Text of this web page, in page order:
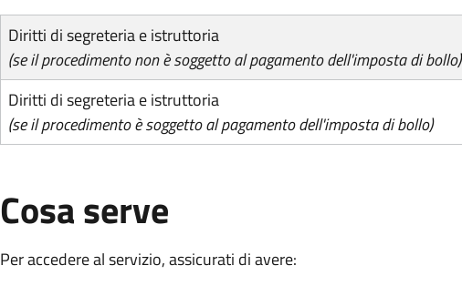
Diritti di segreteria e istruttoria
(se il procedimento non è soggetto al pagamento dell'imposta di bollo)
Diritti di segreteria e istruttoria
(se il procedimento è soggetto al pagamento dell'imposta di bollo)
Cosa serve
Per accedere al servizio, assicurati di avere: